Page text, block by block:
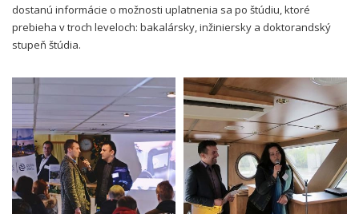
dostanú informácie o možnosti uplatnenia sa po štúdiu, ktoré
prebieha v troch leveloch: bakalársky, inžiniersky a doktorandský
stupeň štúdia.